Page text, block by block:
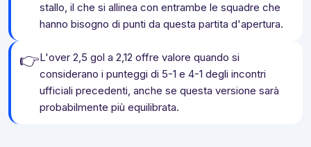
stallo, il che si allinea con entrambe le squadre che
hanno bisogno di punti da questa partita d'apertura.
👉L'over 2,5 gol a 2,12 offre valore quando si
considerano i punteggi di 5-1 e 4-1 degli incontri
ufficiali precedenti, anche se questa versione sarà
probabilmente più equilibrata.